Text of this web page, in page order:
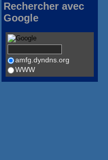
Rechercher avec
Google
amfg.dyndns.org
WWW